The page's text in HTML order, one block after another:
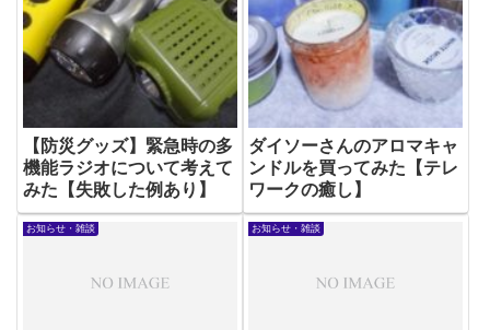
【防災グッズ】緊急時の多
機能ラジオについて考えて
みた【失敗した例あり】
ダイソーさんのアロマキャ
ンドルを買ってみた【テレ
ワークの癒し】
お知らせ・雑談 お知らせ・雑談